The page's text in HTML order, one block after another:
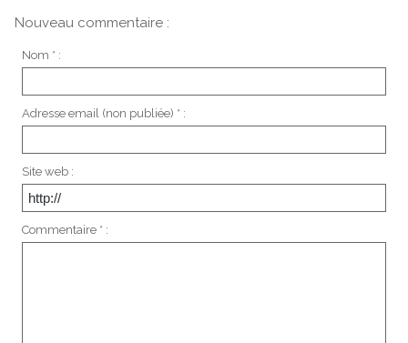
Nouveau commentaire :
Nom * :
Adresse email (non publiée) * :
Site web :
Commentaire * :